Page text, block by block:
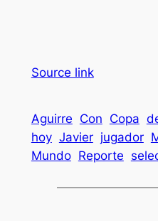
Source link
Aguirre Con Copa
hoy Javier jugador
Mundo Reporte